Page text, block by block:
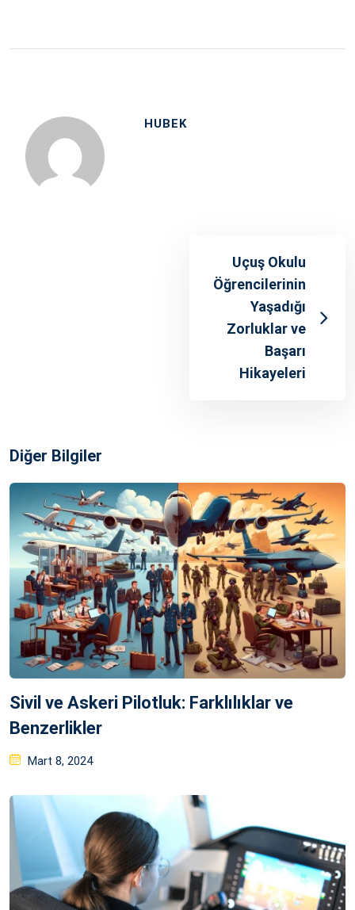
HUBEK
Uçuş Okulu
Öğrencilerinin
Yaşadığı
Zorluklar ve
Başarı
Hikayeleri
Diğer Bilgiler
Sivil ve Askeri Pilotluk: Farklılıklar ve
Benzerlikler
Posted
Mart 8, 2024